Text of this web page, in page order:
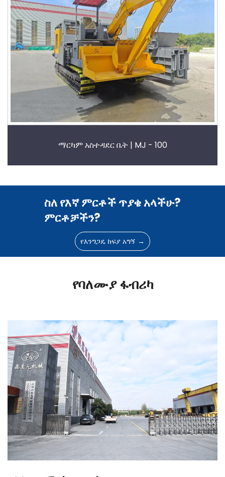
ማርካም አስተዳደር ቤት | MJ - 100
ስለ የእኛ ምርቶች ጥያቄ አላችሁ?
ምርቶቻችን?
የእንግጋዴ ክፍያ አግኝ →
የባለሙያ ፋብሪካ